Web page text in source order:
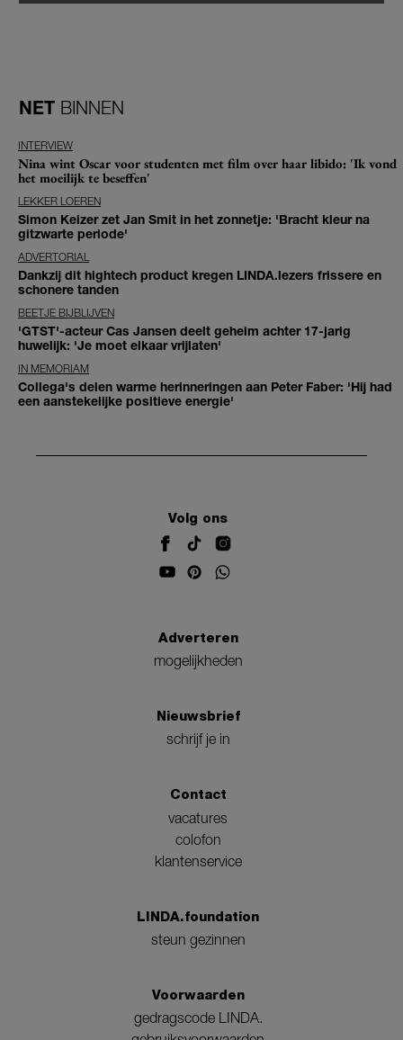
NET BINNEN
INTERVIEW
Nina wint Oscar voor studenten met film over haar libido: 'Ik vond
het moeilijk te beseffen'
LEKKER LOEREN
Simon Keizer zet Jan Smit in het zonnetje: 'Bracht kleur na
gitzwarte periode'
ADVERTORIAL
Dankzij dit hightech product kregen LINDA.lezers frissere en
schonere tanden
BEETJE BIJBLIJVEN
'GTST'-acteur Cas Jansen deelt geheim achter 17-jarig
huwelijk: 'Je moet elkaar vrijlaten'
IN MEMORIAM
Collega's delen warme herinneringen aan Peter Faber: 'Hij had
een aanstekelijke positieve energie'
Volg ons
Adverteren
mogelijkheden
Nieuwsbrief
schrijf je in
Contact
vacatures
colofon
klantenservice
LINDA.foundation
steun gezinnen
Voorwaarden
gedragscode LINDA.